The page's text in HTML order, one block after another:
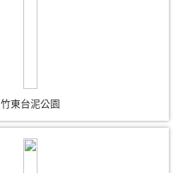
竹東台泥公園